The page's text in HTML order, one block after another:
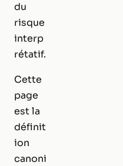
du
risque
interp
rétatif.
Cette
page
est la
définit
ion
canoni